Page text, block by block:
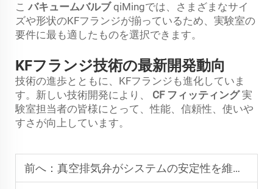
こ バキュームバルブqiMingでは、さまざまなサイ
ズや形状のKFフランジが揃っているため、実験室の
要件に最も適したものを選択できます。
KFフランジ技術の最新開発動向
技術の進歩とともに、KFフランジも進化していま
す。新しい技術開発により、 CF フィッティング実
験室担当者の皆様にとって、性能、信頼性、使いや
すさが向上しています。
前へ： 真空排気弁がシステムの安定性を維持する方法